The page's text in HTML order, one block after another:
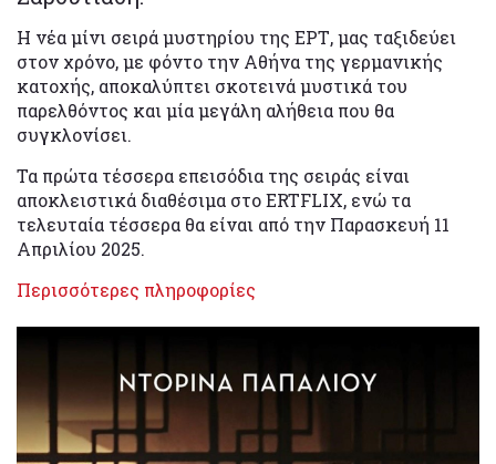
Η νέα μίνι σειρά μυστηρίου της ΕΡΤ, μας ταξιδεύει
στον χρόνο, με φόντο την Αθήνα της γερμανικής
κατοχής, αποκαλύπτει σκοτεινά μυστικά του
παρελθόντος και μία μεγάλη αλήθεια που θα
συγκλονίσει.
Τα πρώτα τέσσερα επεισόδια της σειράς είναι
αποκλειστικά διαθέσιμα στο ERTFLIX, ενώ τα
τελευταία τέσσερα θα είναι από την Παρασκευή 11
Απριλίου 2025.
Περισσότερες πληροφορίες